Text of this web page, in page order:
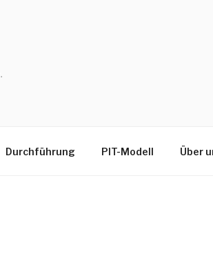
Durchführung PIT-Modell Über